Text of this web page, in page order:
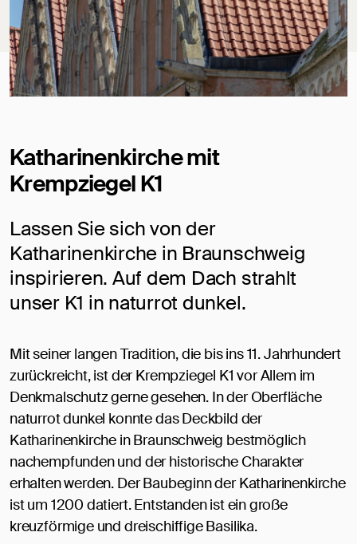
Katharinenkirche mit
Krempziegel K1
Lassen Sie sich von der
Katharinenkirche in Braunschweig
inspirieren. Auf dem Dach strahlt
unser K1 in naturrot dunkel.
Mit seiner langen Tradition, die bis ins 11. Jahrhundert
zurückreicht, ist der Krempziegel K1 vor Allem im
Denkmalschutz gerne gesehen. In der Oberfläche
naturrot dunkel konnte das Deckbild der
Katharinenkirche in Braunschweig bestmöglich
nachempfunden und der historische Charakter
erhalten werden. Der Baubeginn der Katharinenkirche
ist um 1200 datiert. Entstanden ist ein große
kreuzförmige und dreischiffige Basilika.